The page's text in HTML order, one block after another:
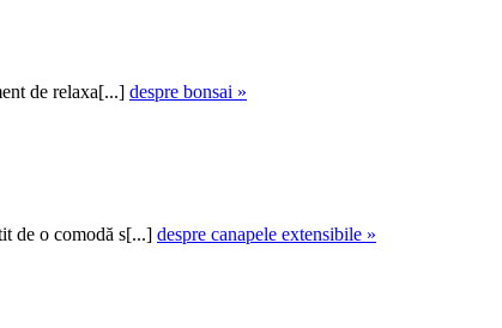
de relaxa[...] despre bonsai »
de o comodă s[...] despre canapele extensibile »